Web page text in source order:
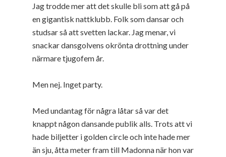
Jag trodde mer att det skulle bli som att gå på
en gigantisk nattklubb. Folk som dansar och
studsar så att svetten lackar. Jag menar, vi
snackar dansgolvens okrönta drottning under
närmare tjugofem år.
Men nej. Inget party.
Med undantag för några låtar så var det
knappt någon dansande publik alls. Trots att vi
hade biljetter i golden circle och inte hade mer
än sju, åtta meter fram till Madonna när hon var